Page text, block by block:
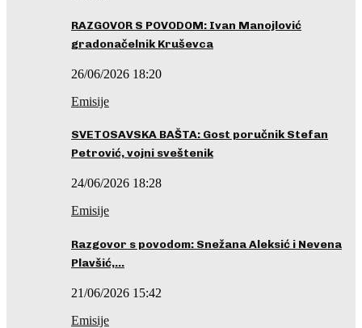
RAZGOVOR S POVODOM: Ivan Manojlović
gradonačelnik Kruševca
26/06/2026 18:20
Emisije
SVETOSAVSKA BAŠTA: Gost poručnik Stefan
Petrović, vojni sveštenik
24/06/2026 18:28
Emisije
Razgovor s povodom: Snežana Aleksić i Nevena
Plavšić,…
21/06/2026 15:42
Emisije